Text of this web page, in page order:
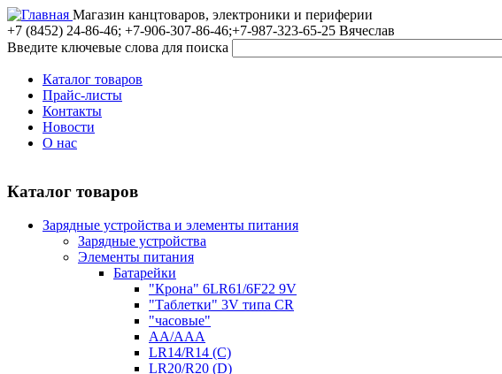
Магазин канцтоваров, электроники и периферии
+7 (8452) 24-86-46; +7-906-307-86-46;+7-987-323-65-25 Вячеслав
Введите ключевые слова для поиска
Каталог товаров
Прайс-листы
Контакты
Новости
О нас
Каталог товаров
Зарядные устройства и элементы питания
Зарядные устройства
Элементы питания
Батарейки
"Крона" 6LR61/6F22 9V
"Таблетки" 3V типа CR
"часовые"
AA/AAA
LR14/R14 (C)
LR20/R20 (D)